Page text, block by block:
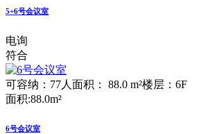
5+6号会议室
电询
符合
可容纳：77人 面积： 88.0 m²楼层：6F
面积:88.0m²
6号会议室